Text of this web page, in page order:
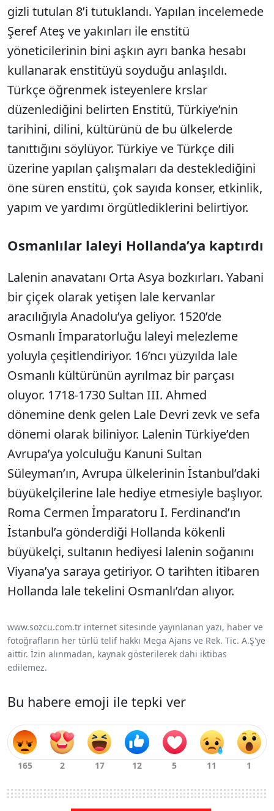
gizli tutulan 8’i tutuklandı. Yapılan incelemede
Şeref Ateş ve yakınları ile enstitü
yöneticilerinin bini aşkın ayrı banka hesabı
kullanarak enstitüyü soyduğu anlaşıldı.
Türkçe öğrenmek isteyenlere krslar
düzenlediğini belirten Enstitü, Türkiye’nin
tarihini, dilini, kültürünü de bu ülkelerde
tanıttığını söylüyor. Türkiye ve Türkçe dili
üzerine yapılan çalışmaları da desteklediğini
öne süren enstitü, çok sayıda konser, etkinlik,
yapım ve yardımı örgütlediklerini belirtiyor.
Osmanlılar laleyi Hollanda’ya kaptırdı
Lalenin anavatanı Orta Asya bozkırları. Yabani
bir çiçek olarak yetişen lale kervanlar
aracılığıyla Anadolu’ya geliyor. 1520’de
Osmanlı İmparatorluğu laleyi melezleme
yoluyla çeşitlendiriyor. 16’ncı yüzyılda lale
Osmanlı kültürünün ayrılmaz bir parçası
oluyor. 1718-1730 Sultan III. Ahmed
dönemine denk gelen Lale Devri zevk ve sefa
dönemi olarak biliniyor. Lalenin Türkiye’den
Avrupa’ya yolculuğu Kanuni Sultan
Süleyman’ın, Avrupa ülkelerinin İstanbul’daki
büyükelçilerine lale hediye etmesiyle başlıyor.
Roma Cermen İmparatoru I. Ferdinand’ın
İstanbul’a gönderdiği Hollanda kökenli
büyükelçi, sultanın hediyesi lalenin soğanını
Viyana’ya saraya getiriyor. O tarihten itibaren
Hollanda lale tekelini Osmanlı’dan alıyor.
www.sozcu.com.tr internet sitesinde yayınlanan yazı, haber ve
fotoğrafların her türlü telif hakkı Mega Ajans ve Rek. Tic. A.Ş'ye
aittir. İzin alınmadan, kaynak gösterilerek dahi iktibas
edilemez.
Bu habere emoji ile tepki ver